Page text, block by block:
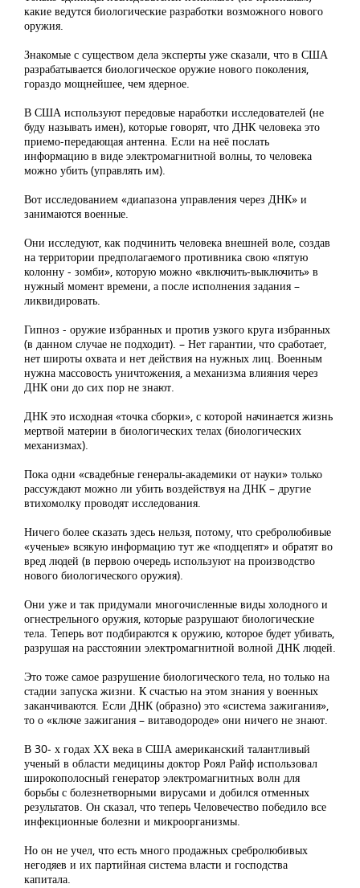
какие ведутся биологические разработки возможного нового
оружия.
Знакомые с существом дела эксперты уже сказали, что в США
разрабатывается биологическое оружие нового поколения,
гораздо мощнейшее, чем ядерное.
В США используют передовые наработки исследователей (не
буду называть имен), которые говорят, что ДНК человека это
приемо-передающая антенна. Если на неё послать
информацию в виде электромагнитной волны, то человека
можно убить (управлять им).
Вот исследованием «диапазона управления через ДНК» и
занимаются военные.
Они исследуют, как подчинить человека внешней воле, создав
на территории предполагаемого противника свою «пятую
колонну - зомби», которую можно «включить-выключить» в
нужный момент времени, а после исполнения задания –
ликвидировать.
Гипноз - оружие избранных и против узкого круга избранных
(в данном случае не подходит). – Нет гарантии, что сработает,
нет широты охвата и нет действия на нужных лиц. Военным
нужна массовость уничтожения, а механизма влияния через
ДНК они до сих пор не знают.
ДНК это исходная «точка сборки», с которой начинается жизнь
мертвой материи в биологических телах (биологических
механизмах).
Пока одни «свадебные генералы-академики от науки» только
рассуждают можно ли убить воздействуя на ДНК – другие
втихомолку проводят исследования.
Ничего более сказать здесь нельзя, потому, что сребролюбивые
«ученые» всякую информацию тут же «подцепят» и обратят во
вред людей (в первою очередь используют на производство
нового биологического оружия).
Они уже и так придумали многочисленные виды холодного и
огнестрельного оружия, которые разрушают биологические
тела. Теперь вот подбираются к оружию, которое будет убивать,
разрушая на расстоянии электромагнитной волной ДНК людей.
Это тоже самое разрушение биологического тела, но только на
стадии запуска жизни. К счастью на этом знания у военных
заканчиваются. Если ДНК (образно) это «система зажигания»,
то о «ключе зажигания – витаводороде» они ничего не знают.
В 30- х годах ХХ века в США американский талантливый
ученый в области медицины доктор Роял Райф использовал
широкополосный генератор электромагнитных волн для
борьбы с болезнетворными вирусами и добился отменных
результатов. Он сказал, что теперь Человечество победило все
инфекционные болезни и микроорганизмы.
Но он не учел, что есть много продажных сребролюбивых
негодяев и их партийная система власти и господства
капитала.